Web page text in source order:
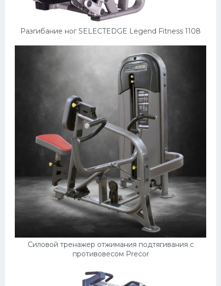
Разгибание ног SELECTEDGE Legend Fitness 1108
Силовой тренажер отжимания подтягивания с
противовесом Precor